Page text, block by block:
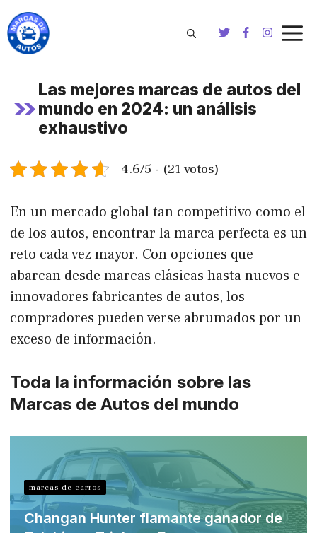
Saltar
al
contenido
Las mejores marcas de autos del
mundo en 2024: un análisis
exhaustivo
4.6/5 - (21 votos)
En un mercado global tan competitivo como el
de los autos, encontrar la marca perfecta es un
reto cada vez mayor. Con opciones que
abarcan desde marcas clásicas hasta nuevos e
innovadores fabricantes de autos, los
compradores pueden verse abrumados por un
exceso de información.
Toda la información sobre las
Marcas de Autos del mundo
marcas de carros
Changan Hunter flamante ganador de